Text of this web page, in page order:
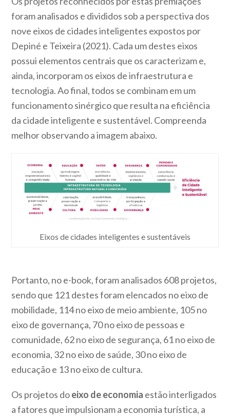
foram analisados e divididos sob a perspectiva dos
nove eixos de cidades inteligentes expostos por
Depiné e Teixeira (2021). Cada um destes eixos
possui elementos centrais que os caracterizam e,
ainda, incorporam os eixos de infraestrutura e
tecnologia. Ao final, todos se combinam em um
funcionamento sinérgico que resulta na eficiência
da cidade inteligente e sustentável. Compreenda
melhor observando a imagem abaixo.
Eixos de cidades inteligentes e sustentáveis
Portanto, no e-book, foram analisados 608 projetos,
sendo que 121 destes foram elencados no eixo de
mobilidade, 114 no eixo de meio ambiente, 105 no
eixo de governança, 70 no eixo de pessoas e
comunidade, 62 no eixo de segurança, 61 no eixo de
economia, 32 no eixo de saúde, 30 no eixo de
educação e 13 no eixo de cultura.
Os projetos doeixo de economia estão interligados
a fatores que impulsionam a economia turística, a